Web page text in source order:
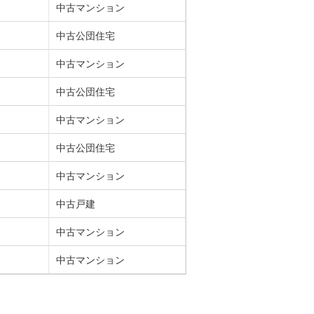
中古マンション
中古公団住宅
中古マンション
中古公団住宅
中古マンション
中古公団住宅
中古マンション
中古戸建
中古マンション
中古マンション